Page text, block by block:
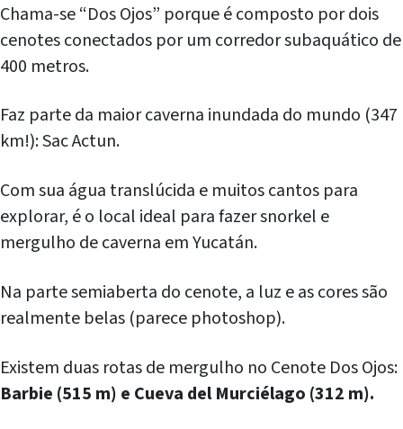
Chama-se “Dos Ojos” porque é composto por dois
cenotes conectados por um corredor subaquático de
400 metros.
Faz parte da maior caverna inundada do mundo (347
km!): Sac Actun.
Com sua água translúcida e muitos cantos para
explorar, é o local ideal para fazer snorkel e
mergulho de caverna em Yucatán.
Na parte semiaberta do cenote, a luz e as cores são
realmente belas (parece photoshop).
Existem duas rotas de mergulho no Cenote Dos Ojos:
Barbie (515 m) e Cueva del Murciélago (312 m).